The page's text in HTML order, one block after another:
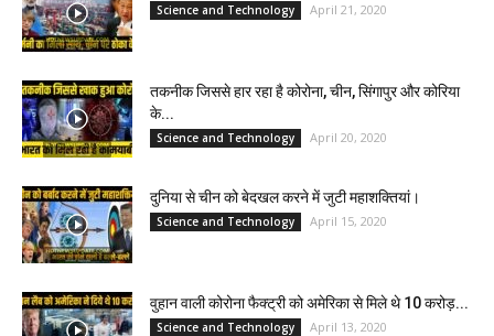
Science and Technology April 21, 2020
तकनीक जिससे हार रहा है कोरोना, चीन, सिंगापुर और कोरिया
के...
Science and Technology April 20, 2020
दुनिया से चीन को बेदखल करने में जुटी महाशक्तियां।
Science and Technology April 15, 2020
वुहान वाली कोरोना फैक्ट्री को अमेरिका से मिले थे 10 करोड़...
Science and Technology April 13, 2020